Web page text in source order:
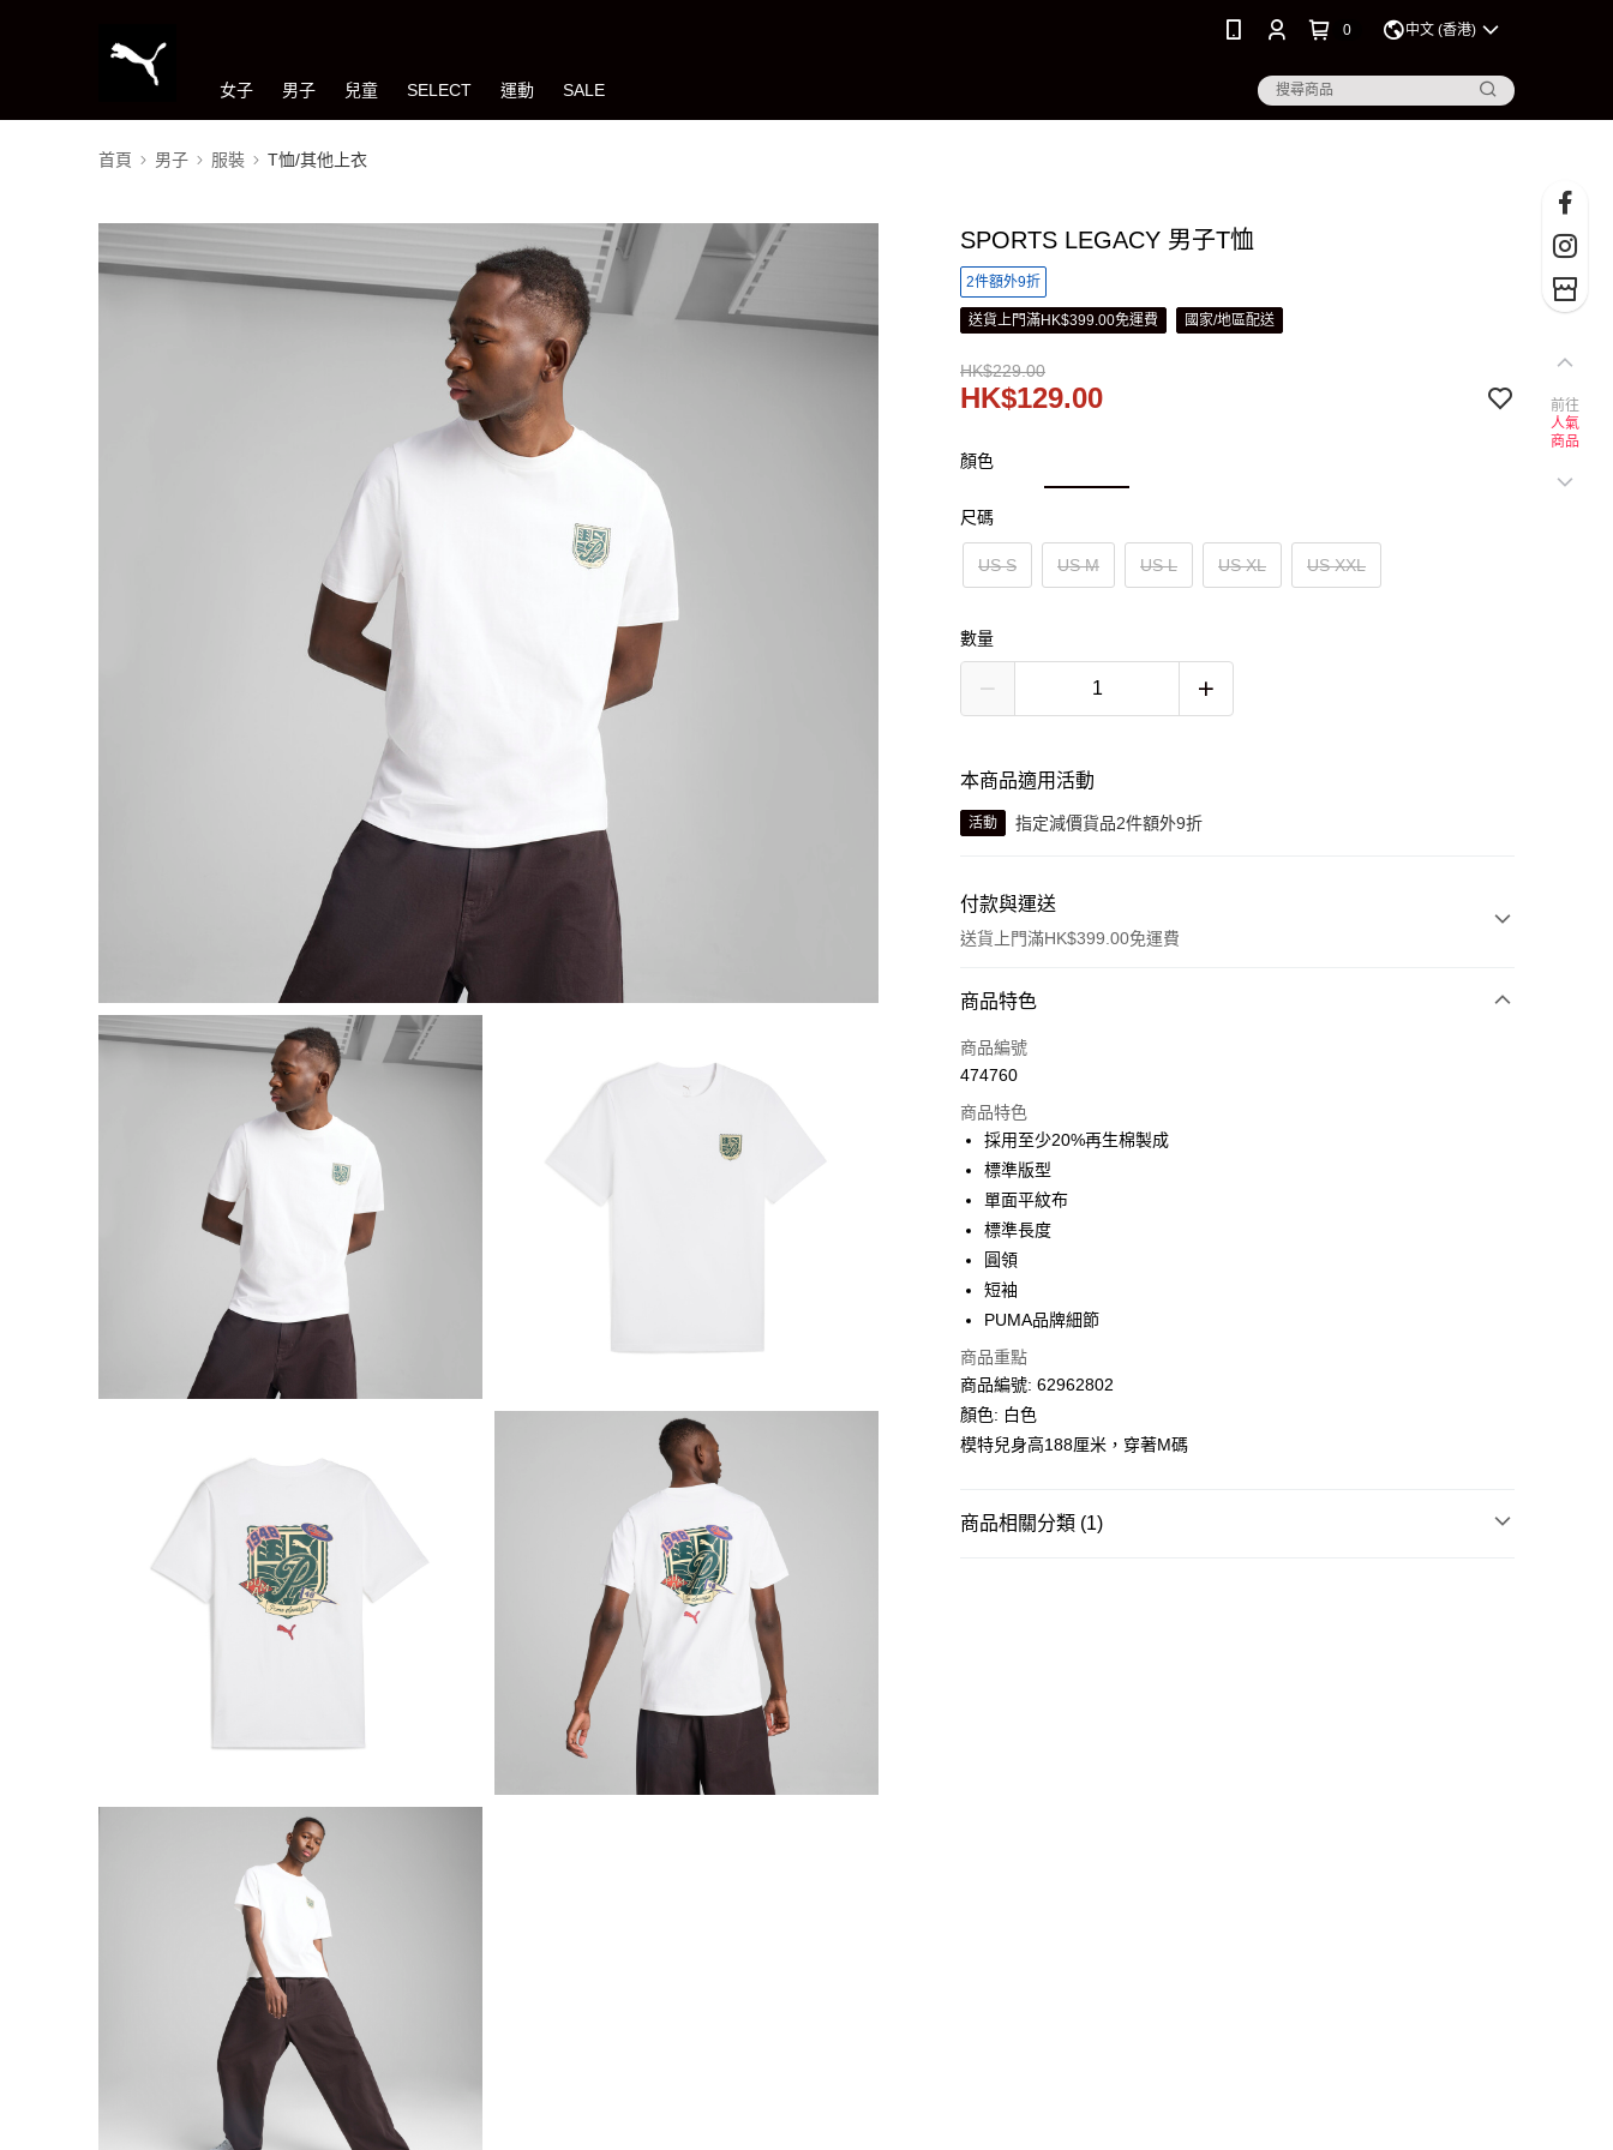
0 中文 (香港)
女子 男子 兒童 SELECT 運動 SALE
首頁 男子 服裝 T恤/其他上衣
SPORTS LEGACY 男子T恤
2件額外9折
送貨上門滿HK$399.00免運費 國家/地區配送
HK$229.00
HK$129.00
顏色
尺碼
US S US M US L US XL US XXL
數量
本商品適用活動
活動 指定減價貨品2件額外9折
付款與運送
送貨上門滿HK$399.00免運費
付款方式
信用卡
相關說明
Alipay, PayMe, WeChat Pay, UnionPay, FPS
送貨方式
單筆訂單淨值滿$399可享免運費優惠
每筆HK$30.00，滿HK$399.00或以上免運費
滿$599可享澳門免運費優惠
商品特色
商品編號
474760
商品特色
採用至少20%再生棉製成
標準版型
單面平紋布
標準長度
圓領
短袖
PUMA品牌細節
商品重點
商品編號: 62962802
顏色: 白色
模特兒身高188厘米，穿著M碼
商品相關分類 (1)
前往
人氣
商品